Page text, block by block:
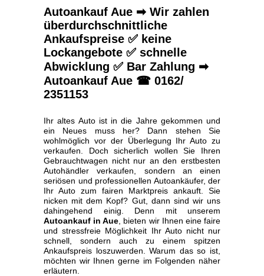
Autoankauf Aue ➡ Wir zahlen
überdurchschnittliche
Ankaufspreise ✅ keine
Lockangebote ✅ schnelle
Abwicklung ✅ Bar Zahlung ➡
Autoankauf Aue ☎ 0162/
2351153
Ihr altes Auto ist in die Jahre gekommen und
ein Neues muss her? Dann stehen Sie
wohlmöglich vor der Überlegung Ihr Auto zu
verkaufen. Doch sicherlich wollen Sie Ihren
Gebrauchtwagen nicht nur an den erstbesten
Autohändler verkaufen, sondern an einen
seriösen und professionellen Autoankäufer, der
Ihr Auto zum fairen Marktpreis ankauft. Sie
nicken mit dem Kopf? Gut, dann sind wir uns
dahingehend einig. Denn mit unserem
Autoankauf in Aue , bieten wir Ihnen eine faire
und stressfreie Möglichkeit Ihr Auto nicht nur
schnell, sondern auch zu einem spitzen
Ankaufspreis loszuwerden. Warum das so ist,
möchten wir Ihnen gerne im Folgenden näher
erläutern.